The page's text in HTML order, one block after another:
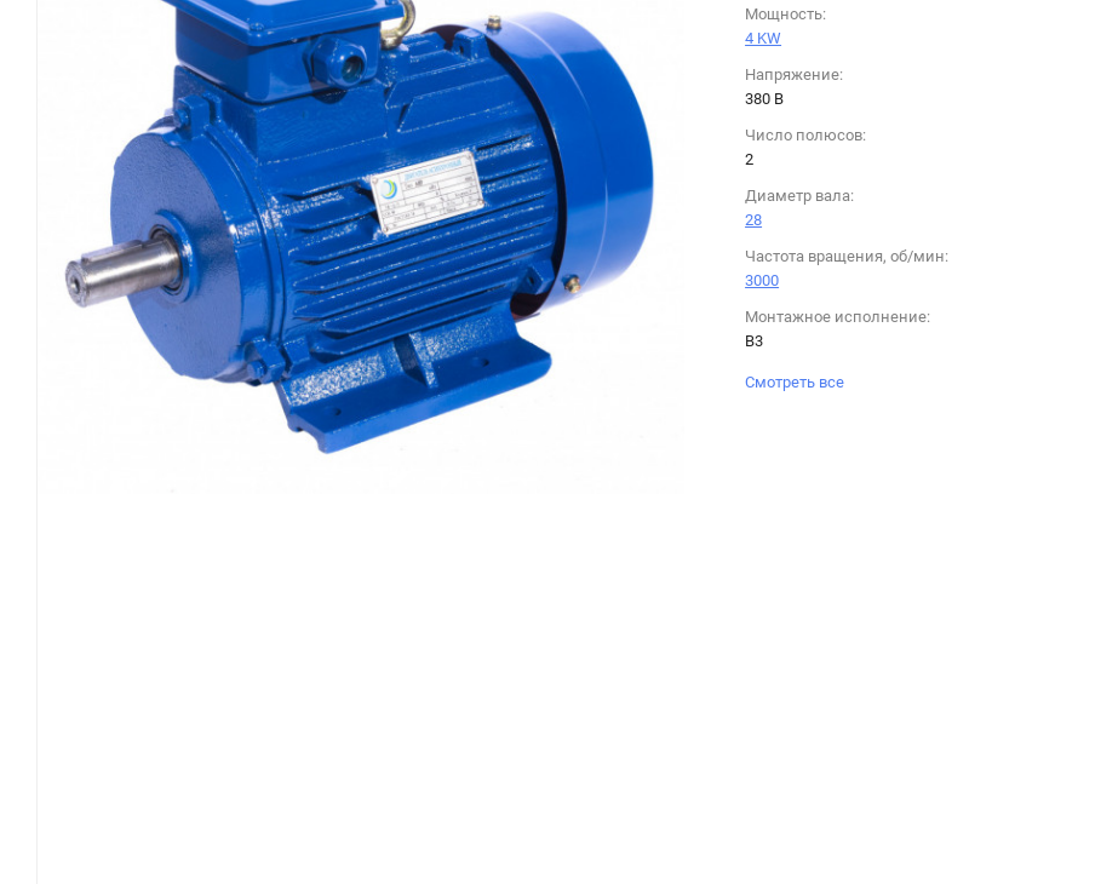
Мощность:
4 KW
Напряжение:
380 B
Число полюсов:
2
Диаметр вала:
28
Частота вращения, об/мин:
3000
Монтажное исполнение:
B3
Смотреть все